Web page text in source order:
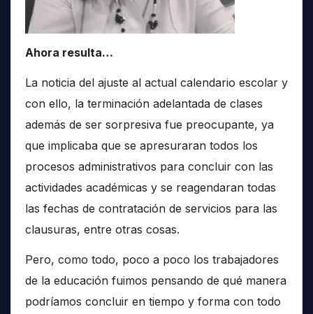
Ahora resulta…
La noticia del ajuste al actual calendario escolar y
con ello, la terminación adelantada de clases
además de ser sorpresiva fue preocupante, ya
que implicaba que se apresuraran todos los
procesos administrativos para concluir con las
actividades académicas y se reagendaran todas
las fechas de contratación de servicios para las
clausuras, entre otras cosas.
Pero, como todo, poco a poco los trabajadores
de la educación fuimos pensando de qué manera
podríamos concluir en tiempo y forma con todo